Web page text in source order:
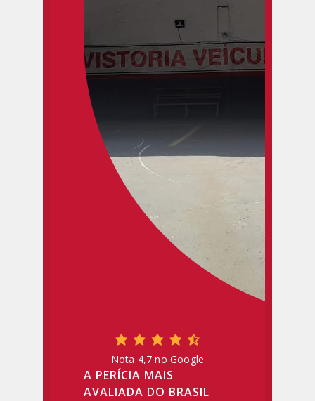
Nota 4,7 no Google
A PERÍCIA MAIS
AVALIADA DO BRASIL